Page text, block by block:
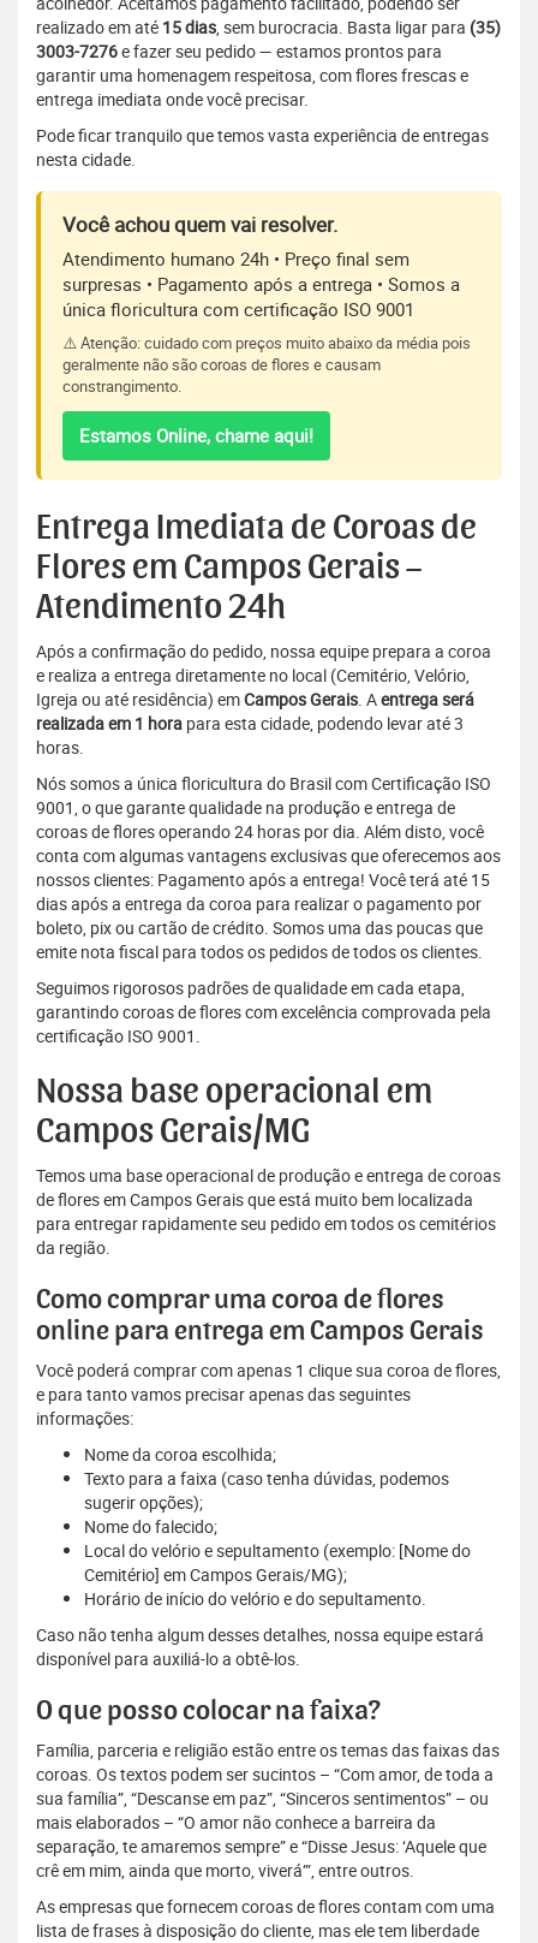
realizado em até 15 dias, sem burocracia. Basta ligar para (35)
3003-7276e fazer seu pedido — estamos prontos para
garantir uma homenagem respeitosa, com flores frescas e
entrega imediata onde você precisar.
Pode ficar tranquilo que temos vasta experiência de entregas
nesta cidade.
Você achou quem vai resolver.
Atendimento humano 24h • Preço final sem
surpresas • Pagamento após a entrega • Somos a
única floricultura com certificação ISO 9001
⚠️ Atenção: cuidado com preços muito abaixo da média pois
geralmente não são coroas de flores e causam
constrangimento.
Estamos Online, chame aqui!
Entrega Imediata de Coroas de
Flores em Campos Gerais –
Atendimento 24h
Após a confirmação do pedido, nossa equipe prepara a coroa
e realiza a entrega diretamente no local (Cemitério, Velório,
Igreja ou até residência) emCampos Gerais. Aentrega será
realizada em 1 hora para esta cidade, podendo levar até 3
horas.
Nós somos a única floricultura do Brasil com Certificação ISO
9001, o que garante qualidade na produção e entrega de
coroas de flores operando 24 horas por dia. Além disto, você
conta com algumas vantagens exclusivas que oferecemos aos
nossos clientes: Pagamento após a entrega! Você terá até 15
dias após a entrega da coroa para realizar o pagamento por
boleto, pix ou cartão de crédito. Somos uma das poucas que
emite nota fiscal para todos os pedidos de todos os clientes.
Seguimos rigorosos padrões de qualidade em cada etapa,
garantindo coroas de flores com excelência comprovada pela
certificação ISO 9001.
Nossa base operacional em
Campos Gerais/MG
Temos uma base operacional de produção e entrega de coroas
de flores em Campos Gerais que está muito bem localizada
para entregar rapidamente seu pedido em todos os cemitérios
da região.
Como comprar uma coroa de flores
online para entrega em Campos Gerais
Você poderá comprar com apenas 1 clique sua coroa de flores,
e para tanto vamos precisar apenas das seguintes
informações:
Nome da coroa escolhida;
Texto para a faixa (caso tenha dúvidas, podemos
sugerir opções);
Nome do falecido;
Local do velório e sepultamento (exemplo: [Nome do
Cemitério] em Campos Gerais/MG);
Horário de início do velório e do sepultamento.
Caso não tenha algum desses detalhes, nossa equipe estará
disponível para auxiliá-lo a obtê-los.
O que posso colocar na faixa?
Família, parceria e religião estão entre os temas das faixas das
coroas. Os textos podem ser sucintos – “Com amor, de toda a
sua família”, “Descanse em paz”, “Sinceros sentimentos” – ou
mais elaborados – “O amor não conhece a barreira da
separação, te amaremos sempre” e “Disse Jesus: ‘Aquele que
crê em mim, ainda que morto, viverá’”, entre outros.
As empresas que fornecem coroas de flores contam com uma
lista de frases à disposição do cliente, mas ele tem liberdade